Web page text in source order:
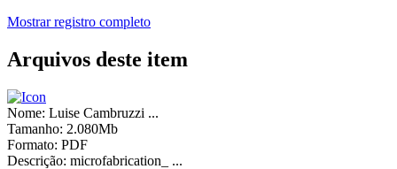
Mostrar registro completo
Arquivos deste item
Nome: Luise Cambruzzi ...
Tamanho: 2.080Mb
Formato: PDF
Descrição: microfabrication_ ...